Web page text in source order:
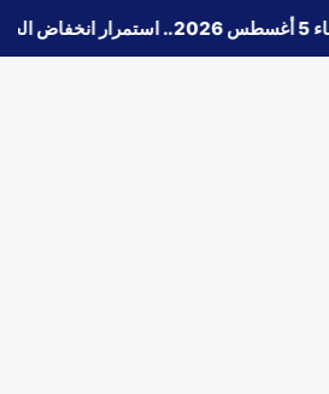
الشبورة واضطراب الملاحة